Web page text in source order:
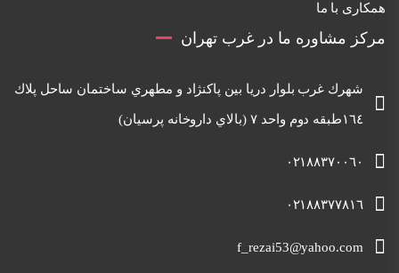
همکاری با ما
مرکز مشاوره ما در غرب تهران
شهرك غرب بلوار دريا بين پاكنژاد و مطهري ساختمان ساحل پلاك
١٦٤طبقه دوم واحد ٧ (بالاي داروخانه پرسيان)
٠٢١٨٨٣٧٠٠٦٠
٠٢١٨٨٣٧٧٨١٦
f_rezai53@yahoo.com